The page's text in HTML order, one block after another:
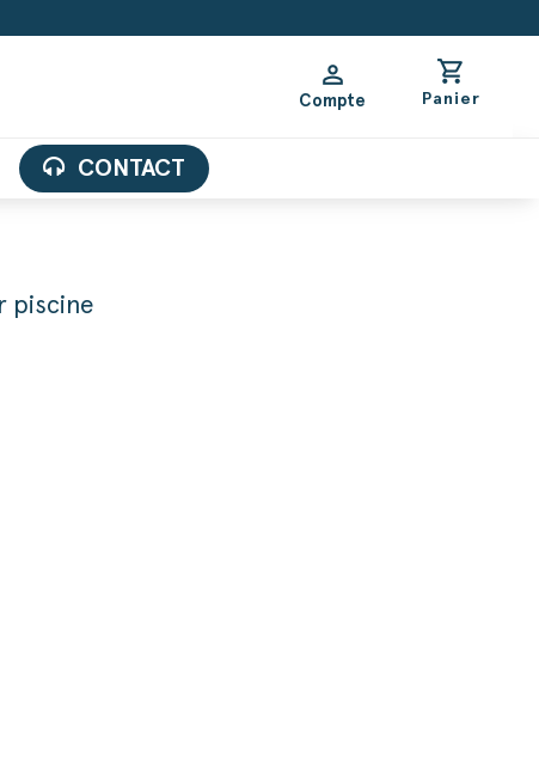
person
Compte
shopping_cart
Panier
CONTACT
piscine